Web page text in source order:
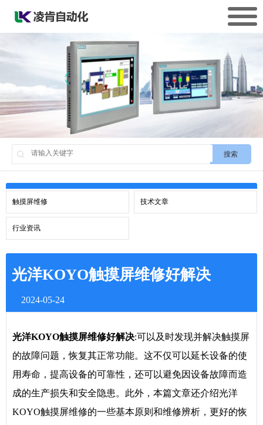
搜索
触摸屏维修 技术文章
行业资讯
光洋KOYO触摸屏维修好解决
2024-05-24
光洋KOYO触摸屏维修好解决:可以及时发现并解决触摸屏
的故障问题，恢复其正常功能。这不仅可以延长设备的使
用寿命，提高设备的可靠性，还可以避免因设备故障而造
成的生产损失和安全隐患。此外，本篇文章还介绍光洋
KOYO触摸屏维修的一些基本原则和维修辨析，更好的恢